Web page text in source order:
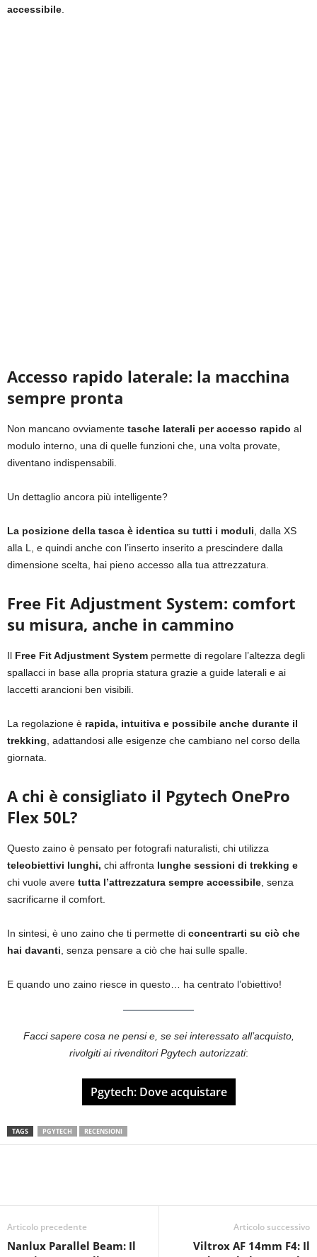
accessibile
Accesso rapido laterale: la macchina
sempre pronta
Non mancano ovviamente tasche laterali per accesso rapido al
modulo interno, una di quelle funzioni che, una volta provate,
diventano indispensabili.
Un dettaglio ancora più intelligente?
La posizione della tasca è identica su tutti i moduli , dalla XS
alla L, e quindi anche con l’inserto inserito a prescindere dalla
dimensione scelta, hai pieno accesso alla tua attrezzatura.
Free Fit Adjustment System: comfort
su misura, anche in cammino
Il Free Fit Adjustment System permette di regolare l’altezza degli
spallacci in base alla propria statura grazie a guide laterali e ai
laccetti arancioni ben visibili.
La regolazione è rapida, intuitiva e possibile anche durante il
trekking , adattandosi alle esigenze che cambiano nel corso della
giornata.
A chi è consigliato il Pgytech OnePro
Flex 50L?
Questo zaino è pensato per fotografi naturalisti, chi utilizza
teleobiettivi lunghi, chi affronta lunghe sessioni di trekking e
chi vuole avere tutta l’attrezzatura sempre accessibile , senza
sacrificarne il comfort.
In sintesi, è uno zaino che ti permette di concentrarti su ciò che
hai davanti , senza pensare a ciò che hai sulle spalle.
E quando uno zaino riesce in questo… ha centrato l’obiettivo!
Facci sapere cosa ne pensi e, se sei interessato all’acquisto,
rivolgiti ai rivenditori Pgytech autorizzati:
Pgytech: Dove acquistare
TAGS PGYTECH RECENSIONI
Articolo precedente
Nanlux Parallel Beam: Il
Articolo successivo
Viltrox AF 14mm F4: Il